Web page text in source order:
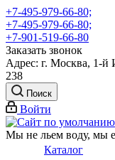
+7-495-979-66-80;
+7-495-979-66-80;
+7-901-519-66-80
Заказать звонок
Адрес: г. Москва, 1-й
238
Поиск
Войти
Мы не льем воду, мы
Каталог